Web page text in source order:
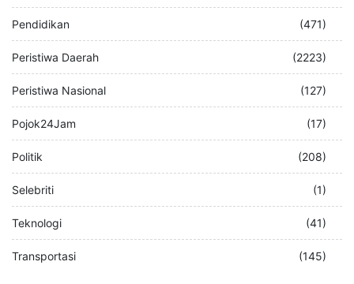
Pendidikan (471)
Peristiwa Daerah (2223)
Peristiwa Nasional (127)
Pojok24Jam (17)
Politik (208)
Selebriti (1)
Teknologi (41)
Transportasi (145)